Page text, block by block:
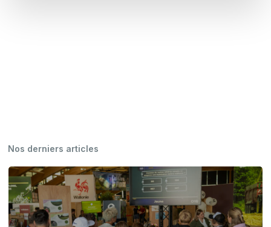
Nos derniers articles